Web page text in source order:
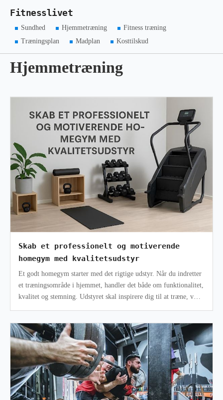
Fitnesslivet
Sundhed Hjemmetræning
Fitness træning
Træningsplan
Madplan Kosttilskud
Hjemmetræning
Skab et professionelt og motiverende
homegym med kvalitetsudstyr
Et godt homegym starter med det rigtige udstyr. Når du indretter
et træningsområde i hjemmet, handler det både om funktionalitet,
kvalitet og stemning. Udstyret skal inspirere dig til at træne, være